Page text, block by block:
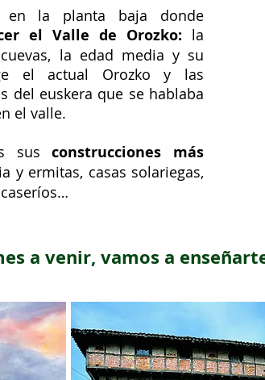
en la planta baja donde
el Valle de Orozko: la
la edad media y su
el actual Orozko y las
del euskera que se hablaba
el valle.
susconstrucciones más
y ermitas, casas solariegas,
a venir, vamos a